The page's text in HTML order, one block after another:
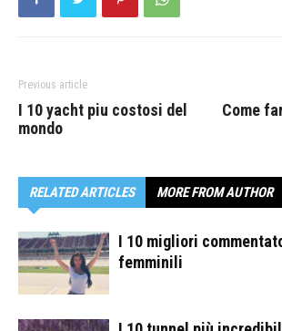
Previous article
I 10 yacht piu costosi del
mondo
Come
RELATED ARTICLES MORE FROM AUTHOR
I 10 migliori
femminili